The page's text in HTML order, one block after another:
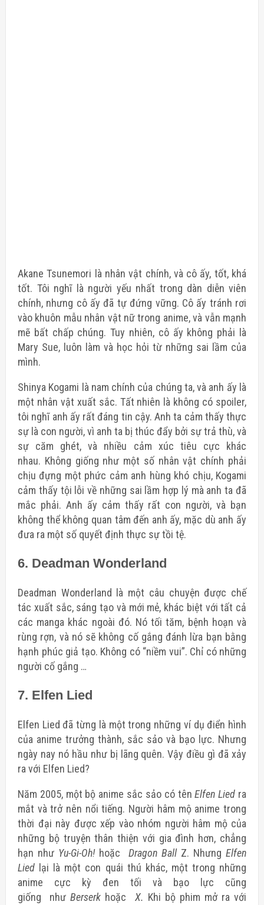
Akane Tsunemori là nhân vật chính, và cô ấy, tốt, khá
tốt. Tôi nghĩ là người yếu nhất trong dàn diễn viên
chính, nhưng cô ấy đã tự đứng vững. Cô ấy tránh rơi
vào khuôn mẫu nhân vật nữ trong anime, và vẫn mạnh
mẽ bất chấp chúng. Tuy nhiên, cô ấy không phải là
Mary Sue, luôn làm và học hỏi từ những sai lầm của
mình.
Shinya Kogami là nam chính của chúng ta, và anh ấy là
một nhân vật xuất sắc. Tất nhiên là không có spoiler,
tôi nghĩ anh ấy rất đáng tin cậy. Anh ta cảm thấy thực
sự là con người, vì anh ta bị thúc đẩy bởi sự trả thù, và
sự căm ghét, và nhiều cảm xúc tiêu cực khác
nhau. Không giống như một số nhân vật chính phải
chịu đựng một phức cảm anh hùng khó chịu, Kogami
cảm thấy tội lỗi về những sai lầm hợp lý mà anh ta đã
mắc phải. Anh ấy cảm thấy rất con người, và bạn
không thể không quan tâm đến anh ấy, mặc dù anh ấy
đưa ra một số quyết định thực sự tồi tệ.
6. Deadman Wonderland
Deadman Wonderland là một câu chuyện được chế
tác xuất sắc, sáng tạo và mới mẻ, khác biệt với tất cả
các manga khác ngoài đó. Nó tối tăm, bệnh hoạn và
rùng rợn, và nó sẽ không cố gắng đánh lừa bạn bằng
hạnh phúc giả tạo. Không có “niềm vui”. Chỉ có những
người cố gắng …
7. Elfen Lied
Elfen Lied đã từng là một trong những ví dụ điển hình
của anime trưởng thành, sắc sảo và bạo lực. Nhưng
ngày nay nó hầu như bị lãng quên.Vậy điều gì đã xảy
ra với Elfen Lied?
Năm 2005, một bộ anime sắc sảo có tênElfen Lied ra
mắt và trở nên nổi tiếng. Người hâm mộ anime trong
thời đại này được xếp vào nhóm người hâm mộ của
những bộ truyện thân thiện với gia đình hơn, chẳng
hạn như Yu-Gi-Oh! hoặc Dragon Ball Z. Nhưng Elfen
Lied lại là một con quái thú khác, một trong những
anime cực kỳ đen tối và bạo lực cũng
giống nhưBerserk hoặc X. Khi bộ phim mở ra với